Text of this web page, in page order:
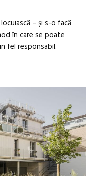
– și s-o facă
în care se poate
fel responsabil.